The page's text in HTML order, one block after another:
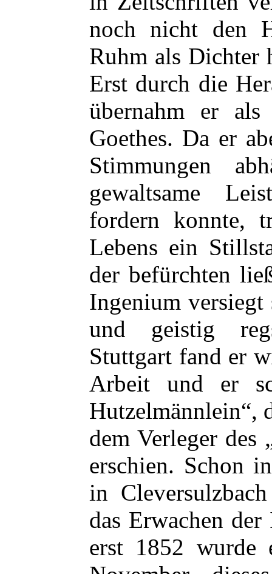
noch nicht den
Ruhm als Dichter
Erst durch die
übernahm er
Goethes. Da er
Stimmungen
gewaltsame
fordern konnte,
Lebens ein
der befürchten
Ingenium versiegt
und geistig
Stuttgart fand er
Arbeit und er
Hutzelmännlein“,
dem Verleger des
erschien. Schon
in
das Erwachen der
erst 1852 wurde